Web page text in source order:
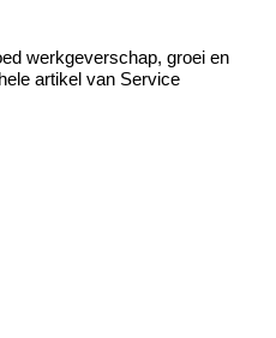
werkgeverschap, groei en
artikel van Service